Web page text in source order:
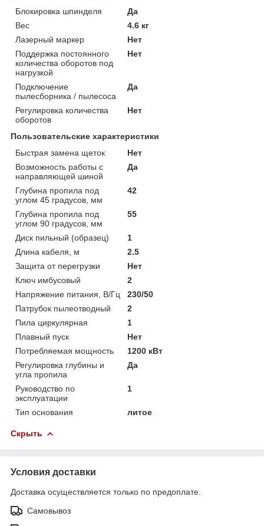
Блокировка шпинделя
Да
Вес
4.6 кг
Лазерный маркер
Нет
Поддержка постоянного
количества оборотов под
нагрузкой
Нет
Подключение
пылесборника / пылесоса
Да
Регулировка количества
оборотов
Нет
Пользовательские характеристики
Быстрая замена щеток
Нет
Возможность работы с
направляющей шиной
Да
Глубина пропила под
углом 45 градусов, мм
42
Глубина пропила под
углом 90 градусов, мм
55
Диск пильный (образец)
1
Длина кабеля, м
2.5
Защита от перегрузки
Нет
Ключ имбусовый
2
Напряжение питания, В/Гц
230/50
Патрубок пылеотводный
2
Пила циркулярная
1
Плавный пуск
Нет
Потребляемая мощность
1200 кВт
Регулировка глубины и
угла пропила
Да
Руководство по
эксплуатации
1
Тип основания литое
Скрыть
Условия доставки
Доставка осуществляется только по предоплате.
Самовывоз